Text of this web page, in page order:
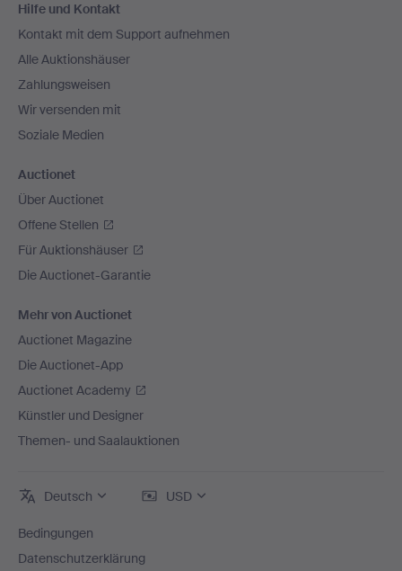
Navigation
Hilfe und Kontakt
Kontakt mit dem Support aufnehmen
Alle Auktionshäuser
Zahlungsweisen
Wir versenden mit
Soziale Medien
Auctionet
Über Auctionet
Offene Stellen
Für Auktionshäuser
Die Auctionet-Garantie
Mehr von Auctionet
Auctionet Magazine
Die Auctionet-App
Auctionet Academy
Künstler und Designer
Themen- und Saalauktionen
Deutsch USD
Bedingungen
Datenschutzerklärung